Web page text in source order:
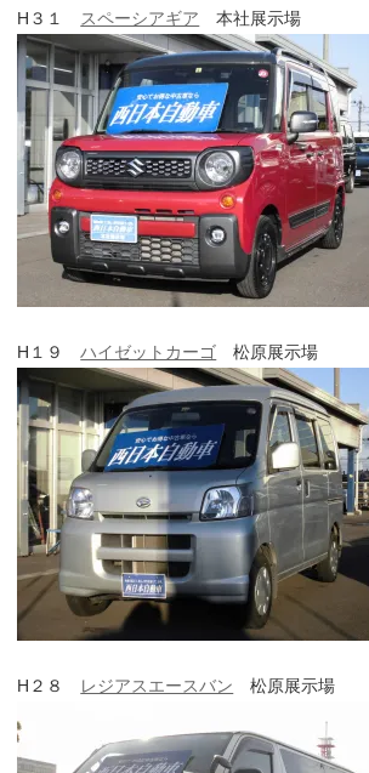
H３１ スペーシアギア 本社展示場
H１９ハイゼットカーゴ 松原展示場
H２８ レジアスエースバン 松原展示場